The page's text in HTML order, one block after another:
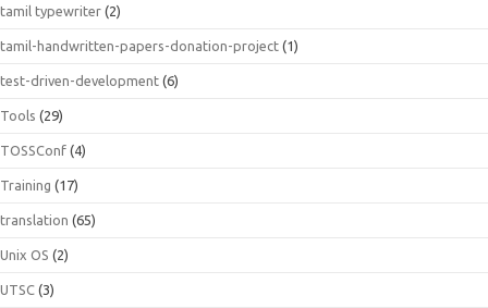
tamil typewriter (2)
tamil-handwritten-papers-donation-project (1)
test-driven-development (6)
Tools (29)
TOSSConf (4)
Training (17)
translation (65)
Unix OS (2)
UTSC (3)